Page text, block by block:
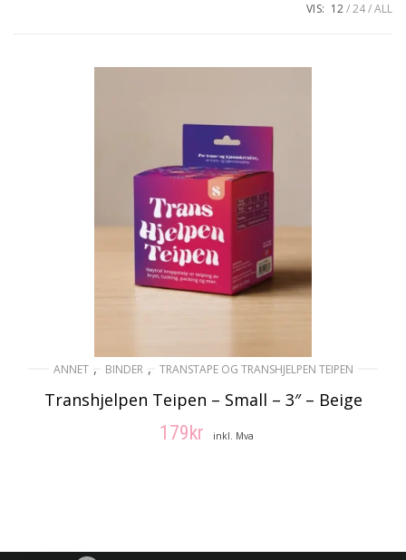
VIS: 12 24 ALL
ANNET , BINDER , TRANSTAPE OG TRANSHJELPEN TEIPEN
Transhjelpen Teipen – Small – 3″ – Beige
179 kr inkl. Mva